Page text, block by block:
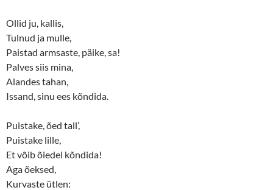
Ollid ju, kallis,
Tulnud ja mulle,
Paistad armsaste, päike, sa!
Palves siis mina,
Alandes tahan,
Issand, sinu ees kõndida.
Puistake, õed tall’,
Puistake lille,
Et võib õiedel kõndida!
Aga õeksed,
Kurvaste ütlen: